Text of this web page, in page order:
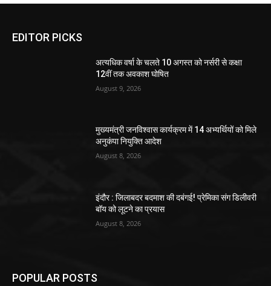
EDITOR PICKS
अत्यधिक वर्षा के चलते 10 अगस्त को नर्सरी से कक्षा
12वीं तक अवकाश घोषित
August 9, 2026
मुख्यमंत्री जनविश्वास कार्यक्रम में 14 अभ्यर्थियों को मिले
अनुकंपा नियुक्ति आदेश
August 8, 2026
इंदौर : जिलाबदर बदमाश की दबंगई! प्रेमिका संग डिलीवरी
बॉय को लूटने का प्रयास
August 8, 2026
POPULAR POSTS